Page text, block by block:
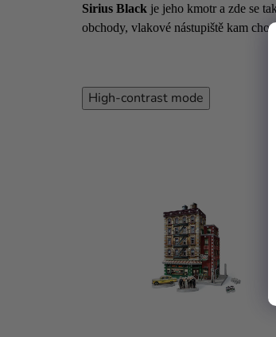
Sirius Black je jeho kmotr a zde se
obchody, vlakové nástupiště kam chodí
High-contrast mode